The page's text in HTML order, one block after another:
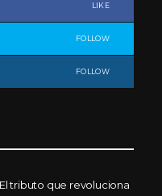
LIKE
FOLLOW
FOLLOW
tributo que revoluciona